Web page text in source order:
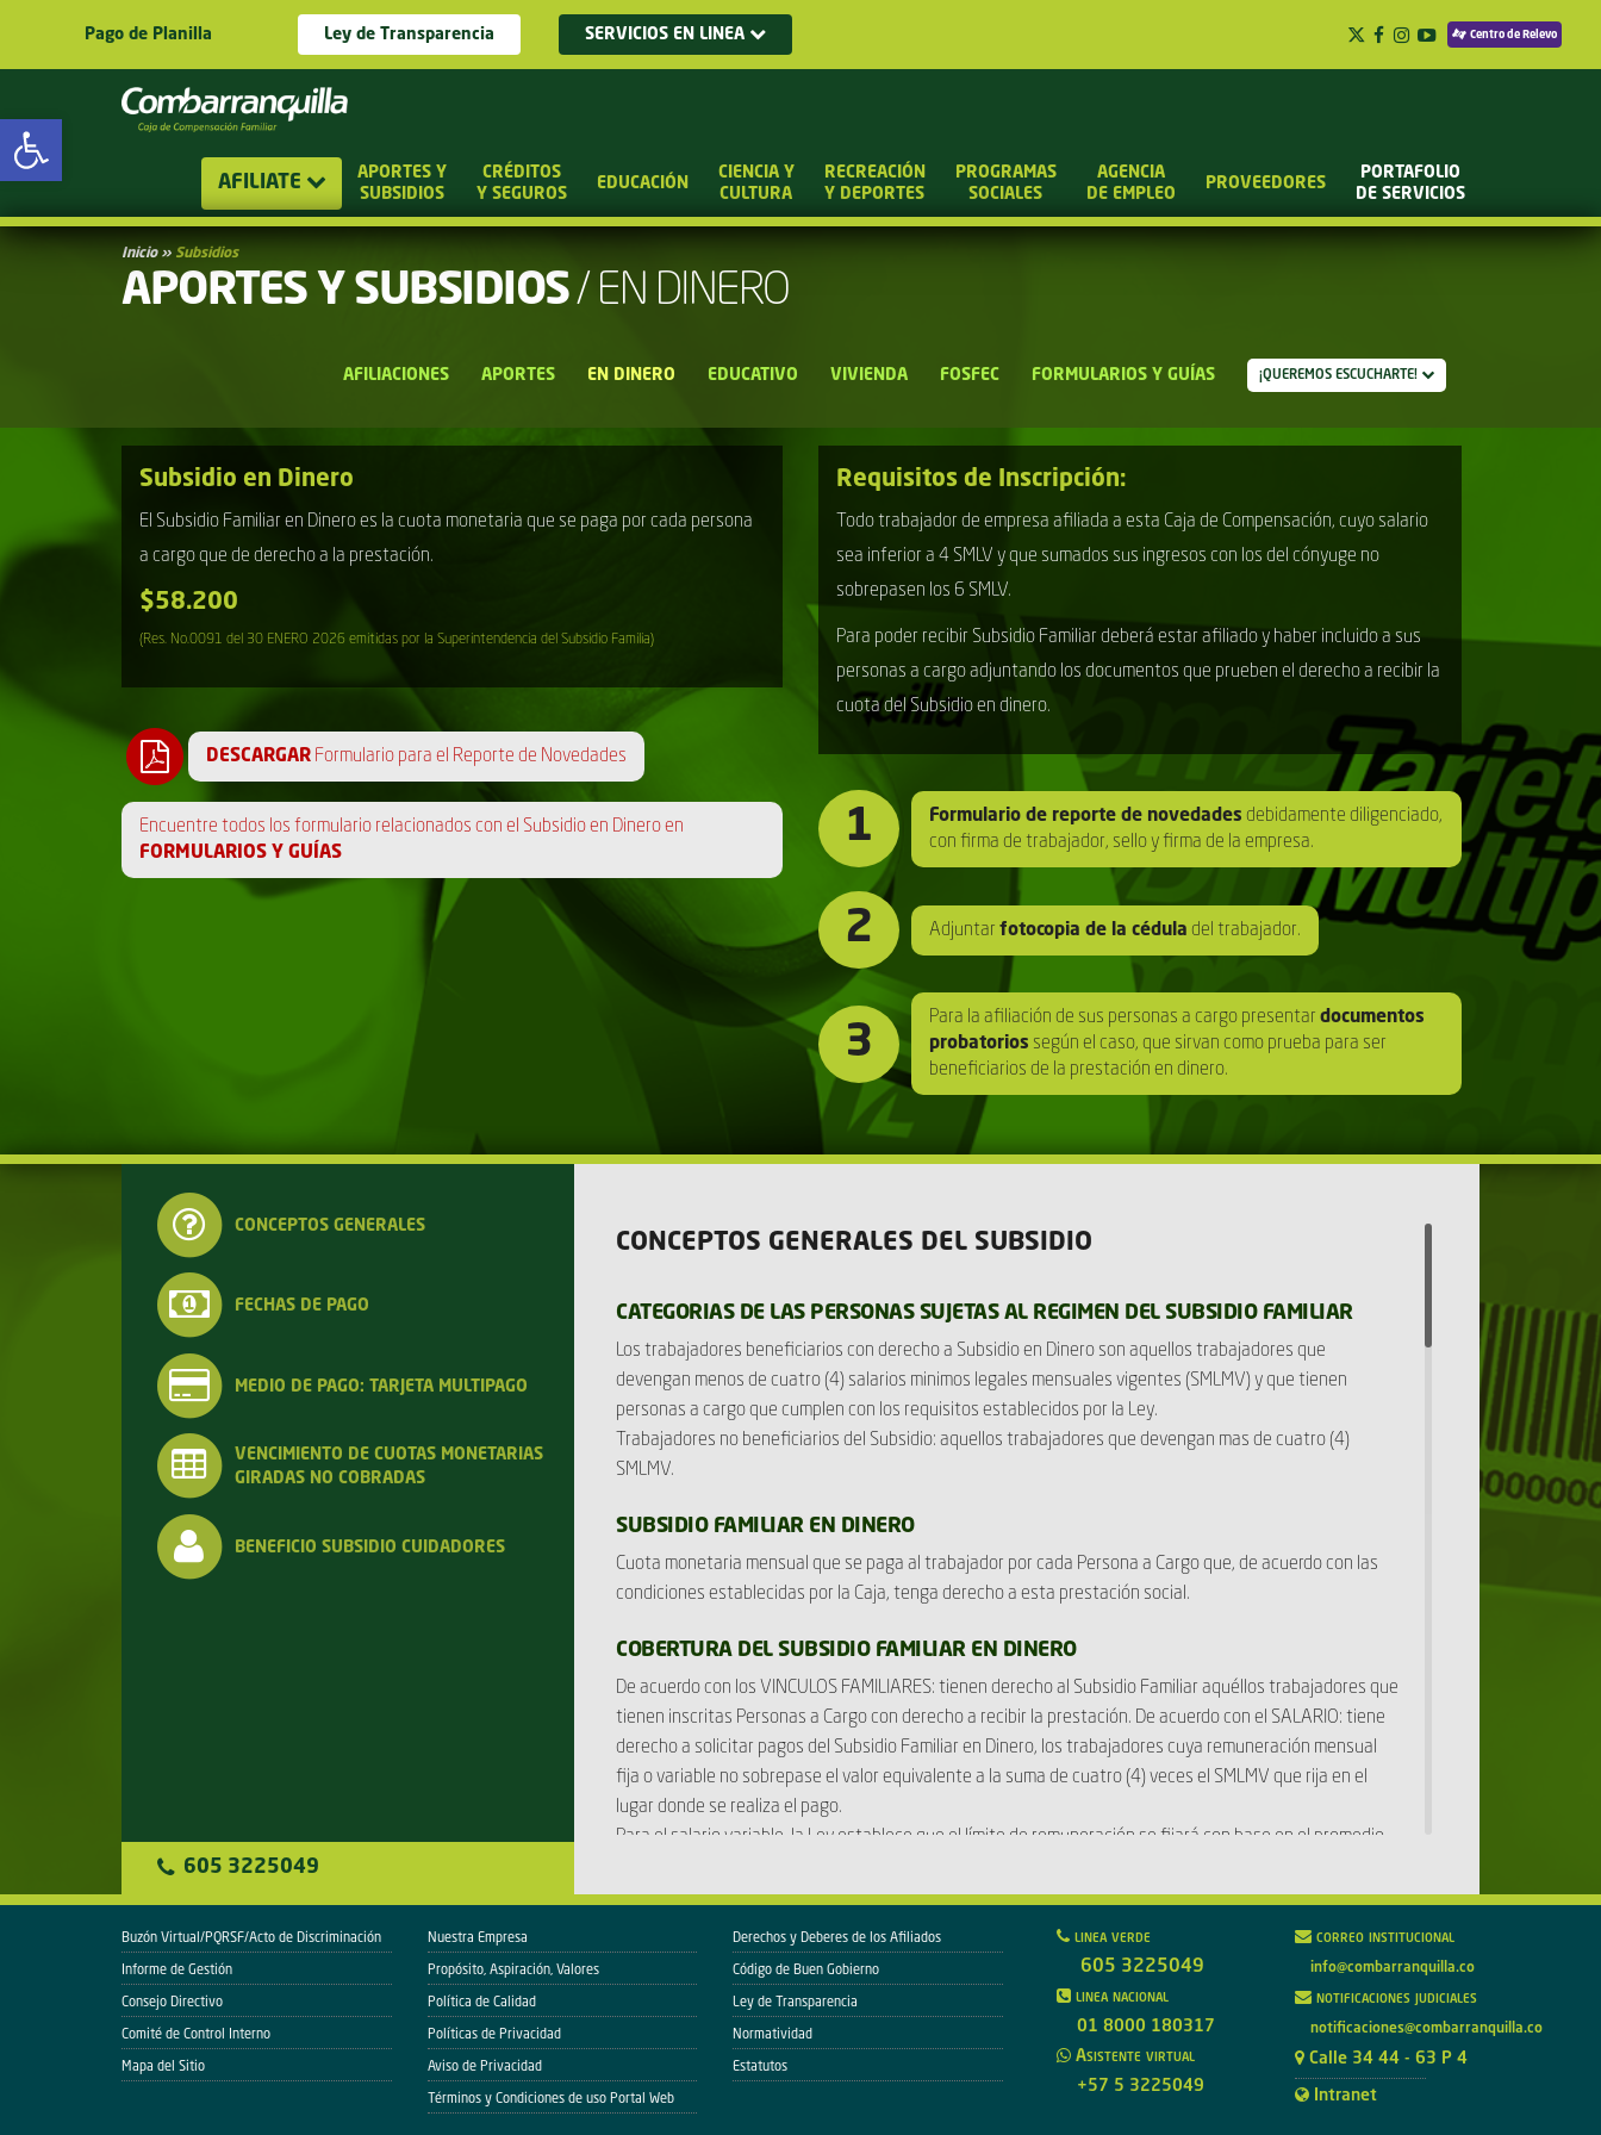
Abrir barra de herramientas
Pago de Planilla Ley de Transparencia SERVICIOS EN LINEA Centro de Relevo
AFILIATE
APORTES Y
SUBSIDIOS
CRÉDITOS
Y SEGUROS
EDUCACIÓN
CIENCIA Y
CULTURA
RECREACIÓN
Y DEPORTES
PROGRAMAS
SOCIALES
AGENCIA
DE EMPLEO
PROVEEDORES
PORTAFOLIO
DE SERVICIOS
APORTES Y SUBSIDIOS/ EN DINERO
AFILIACIONES APORTES EN DINERO EDUCATIVO VIVIENDA FOSFEC FORMULARIOS Y GUÍAS ¡QUEREMOS ESCUCHARTE!
Inicio» Subsidios
Subsidio en Dinero
El Subsidio Familiar en Dinero es la cuota monetaria que se paga por cada persona
a cargo que de derecho a la prestación.
$58.200
(Res. No.0091 del 30 ENERO 2026 emitidas por la Superintendencia del Subsidio Familia)
DESCARGAR Formulario para el Reporte de Novedades
Encuentre todos los formulario relacionados con el Subsidio en Dinero en
FORMULARIOS Y GUÍAS
Requisitos de Inscripción:
Todo trabajador de empresa afiliada a esta Caja de Compensación, cuyo salario
sea inferior a 4 SMLV y que sumados sus ingresos con los del cónyuge no
sobrepasen los 6 SMLV.
Para poder recibir Subsidio Familiar deberá estar afiliado y haber incluido a sus
personas a cargo adjuntando los documentos que prueben el derecho a recibir la
cuota del Subsidio en dinero.
1 Formulario de reporte de novedades debidamente diligenciado,
con firma de trabajador, sello y firma de la empresa.
2 Adjuntar fotocopia de la cédula del trabajador.
3
Para la afiliación de sus personas a cargo presentar documentos
probatorios según el caso, que sirvan como prueba para ser
beneficiarios de la prestación en dinero.
CONCEPTOS GENERALES
FECHAS DE PAGO
MEDIO DE PAGO: TARJETA MULTIPAGO
VENCIMIENTO DE CUOTAS MONETARIAS
GIRADAS NO COBRADAS
BENEFICIO SUBSIDIO CUIDADORES
605 3225049
CONCEPTOS GENERALES DEL SUBSIDIO
CATEGORIAS DE LAS PERSONAS SUJETAS AL REGIMEN DEL SUBSIDIO FAMILIAR
Los trabajadores beneficiarios con derecho a Subsidio en Dinero son aquellos trabajadores que
devengan menos de cuatro (4) salarios minimos legales mensuales vigentes (SMLMV) y que tienen
personas a cargo que cumplen con los requisitos establecidos por la Ley.
Trabajadores no beneficiarios del Subsidio: aquellos trabajadores que devengan mas de cuatro (4)
SMLMV.
SUBSIDIO FAMILIAR EN DINERO
Cuota monetaria mensual que se paga al trabajador por cada Persona a Cargo que, de acuerdo con las
condiciones establecidas por la Caja, tenga derecho a esta prestación social.
COBERTURA DEL SUBSIDIO FAMILIAR EN DINERO
De acuerdo con los VINCULOS FAMILIARES: tienen derecho al Subsidio Familiar aquéllos trabajadores que
tienen inscritas Personas a Cargo con derecho a recibir la prestación. De acuerdo con el SALARIO: tiene
derecho a solicitar pagos del Subsidio Familiar en Dinero, los trabajadores cuya remuneración mensual
fija o variable no sobrepase el valor equivalente a la suma de cuatro (4) veces el SMLMV que rija en el
lugar donde se realiza el pago.
Para el salario variable, la Ley establece que el límite de remuneración se fijará con base en el promedio
el trabajador, cuando dicho lazo fuera inferior.
De acuerdo con el TIEMPO: Tendrán derecho al pago de Subsidio Familiar los trabajadores que laboren
diariamente mas de la mitad de la jornada máxima legal ordinara o totalicen un mínimo de 96 horas de
labor durante el respectivo mes.
De acuerdo con la RELACION LABORAL: Debe tener carácter de trabajador permanente, es decir, aquél
que se ajuste en labores propias de las actividades normales del empleador, excluyendo cualquier
trabajo ocasional, accidental o trasitorio.
Para recibir los beneficios prestacionales del régimen del Subsidio Familiar, el trabajador debe llenar los
Buzón Virtual/PQRSF/Acto de Discriminación
Informe de Gestión
Consejo Directivo
Comité de Control Interno
Mapa del Sitio
Nuestra Empresa
Propósito, Aspiración, Valores
Política de Calidad
Políticas de Privacidad
Aviso de Privacidad
Términos y Condiciones de uso Portal Web
Derechos y Deberes de los Afiliados
Código de Buen Gobierno
Ley de Transparencia
Normatividad
Estatutos
linea verde
605 3225049
linea nacional
01 8000 180317
Asistente virtual
+57 5 3225049
correo institucional
info@combarranquilla.co
notificaciones judiciales
notificaciones@combarranquilla.co
Calle 34 44 - 63 P 4
Intranet